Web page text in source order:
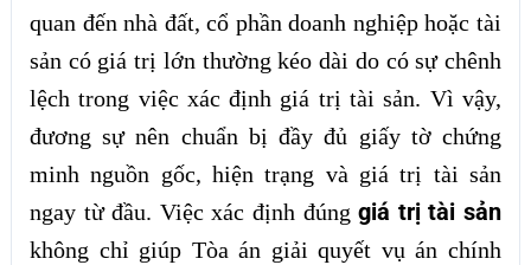
quan đến nhà đất, cổ phần doanh nghiệp hoặc tài
sản có giá trị lớn thường kéo dài do có sự chênh
lệch trong việc xác định giá trị tài sản. Vì vậy,
đương sự nên chuẩn bị đầy đủ giấy tờ chứng
minh nguồn gốc, hiện trạng và giá trị tài sản
ngay từ đầu. Việc xác định đúnggiá trị tài sản
không chỉ giúp Tòa án giải quyết vụ án chính